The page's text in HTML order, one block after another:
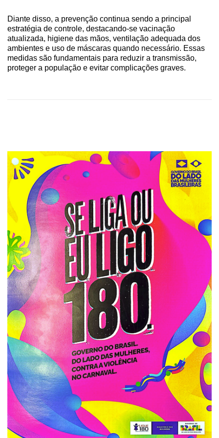
Diante disso, a prevenção continua sendo a principal
estratégia de controle, destacando-se vacinação
atualizada, higiene das mãos, ventilação adequada dos
ambientes e uso de máscaras quando necessário. Essas
medidas são fundamentais para reduzir a transmissão,
proteger a população e evitar complicações graves.